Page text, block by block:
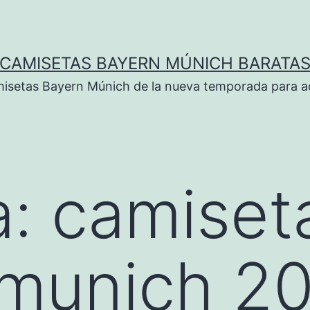
CAMISETAS BAYERN MÚNICH BARATAS
Bayern Múnich de la nueva temporada para